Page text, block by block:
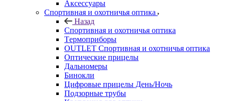
Аксессуары
Спортивная и охотничья оптика
Назад
Спортивная и охотничья оптика
Tермоприборы
OUTLET Спортивная и охотничья оптика
Оптические прицелы
Дальномеры
Бинокли
Цифровые прицелы День/Ночь
Подзорные трубы